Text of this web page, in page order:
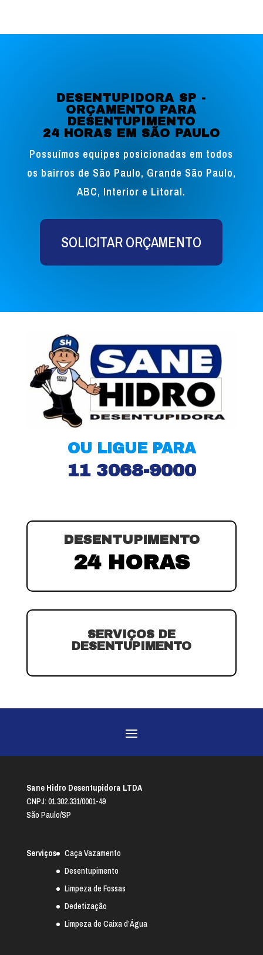
DESENTUPIDORA SP -
ORÇAMENTO PARA
DESENTUPIMENTO
24 HORAS EM SÃO PAULO
Possuímos equipes posicionadas em todos
os bairros de São Paulo, Grande São Paulo,
ABC, Interior e Litoral.
SOLICITAR ORÇAMENTO
OU LIGUE PARA
11 3068-9000
DESENTUPIMENTO
24 HORAS
SERVIÇOS DE
DESENTUPIMENTO
Sane Hidro Desentupidora LTDA
CNPJ: 01.302.331/0001-49
São Paulo/SP
Serviços
Caça Vazamento
Desentupimento
Limpeza de Fossas
Dedetização
Limpeza de Caixa d’Água